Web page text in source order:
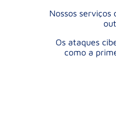
Nossos
Os ataques
como a